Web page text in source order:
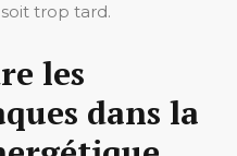
trop tard.
les
dans la